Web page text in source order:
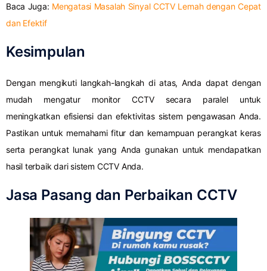
Baca Juga: Mengatasi Masalah Sinyal CCTV Lemah dengan Cepat
dan Efektif
Kesimpulan
Dengan mengikuti langkah-langkah di atas, Anda dapat dengan
mudah mengatur monitor CCTV secara paralel untuk
meningkatkan efisiensi dan efektivitas sistem pengawasan Anda.
Pastikan untuk memahami fitur dan kemampuan perangkat keras
serta perangkat lunak yang Anda gunakan untuk mendapatkan
hasil terbaik dari sistem CCTV Anda.
Jasa Pasang dan Perbaikan CCTV